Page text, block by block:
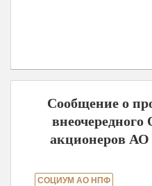
Сообщение о
акционеров
СОЦИУМ АО НПФ